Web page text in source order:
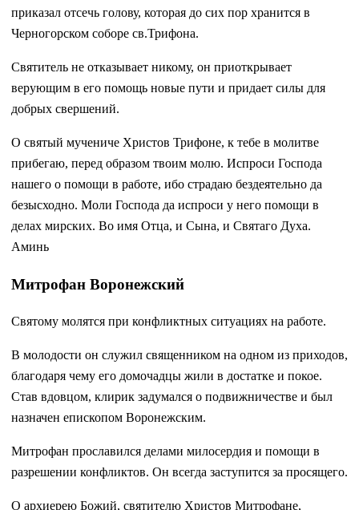
приказал отсечь голову, которая до сих пор хранится в
Черногорском соборе св.Трифона.
Святитель не отказывает никому, он приоткрывает
верующим в его помощь новые пути и придает силы для
добрых свершений.
О святый мучениче Христов Трифоне, к тебе в молитве
прибегаю, перед образом твоим молю. Испроси Господа
нашего о помощи в работе, ибо страдаю бездеятельно да
безысходно. Моли Господа да испроси у него помощи в
делах мирских. Во имя Отца, и Сына, и Святаго Духа.
Аминь
Митрофан Воронежский
Святому молятся при конфликтных ситуациях на работе.
В молодости он служил священником на одном из приходов,
благодаря чему его домочадцы жили в достатке и покое.
Став вдовцом, клирик задумался о подвижничестве и был
назначен епископом Воронежским.
Митрофан прославился делами милосердия и помощи в
разрешении конфликтов. Он всегда заступится за просящего.
О архиерею Божий, святителю Христов Митрофане,